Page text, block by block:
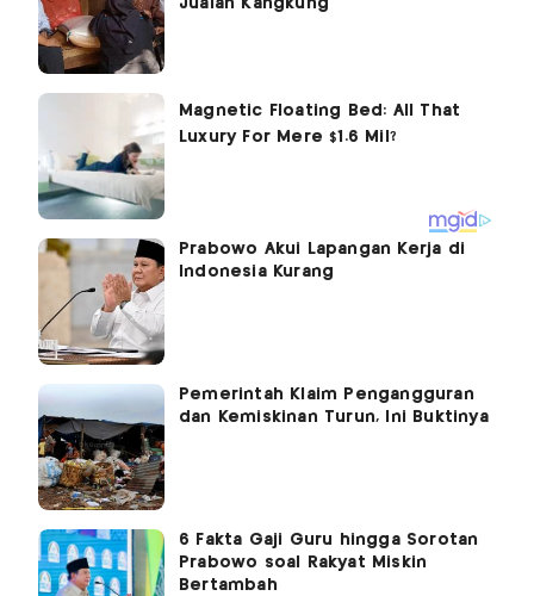
Jualan Kangkung
Prabowo Akui Lapangan Kerja di
Indonesia Kurang
Pemerintah Klaim Pengangguran
dan Kemiskinan Turun, Ini Buktinya
6 Fakta Gaji Guru hingga Sorotan
Prabowo soal Rakyat Miskin
Bertambah